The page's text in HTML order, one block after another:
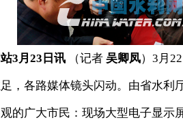
3月23日讯 （记者 吴卿凤）3月
，各路媒体镜头闪动。由省水利
的广大市民：现场大型电子显